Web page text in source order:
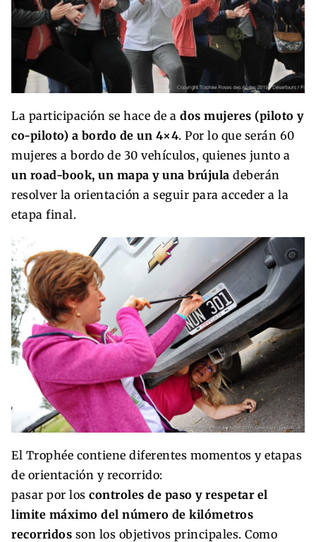
La participación se hace de a dos mujeres (piloto y
co-piloto) a bordo de un 4×4. Por lo que serán 60
mujeres a bordo de 30 vehículos, quienes junto a
un road-book, un mapa y una brújula deberán
resolver la orientación a seguir para acceder a la
etapa final.
El Trophée contiene diferentes momentos y etapas
de orientación y recorrido:
pasar por los controles de paso y respetar el
limite máximo del número de kilómetros
recorridos son los objetivos principales. Como